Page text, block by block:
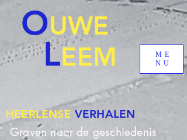
OUWE
ME
NU
Graven naar de geschiedenis
LEEM
HEERLENSE VERHALEN